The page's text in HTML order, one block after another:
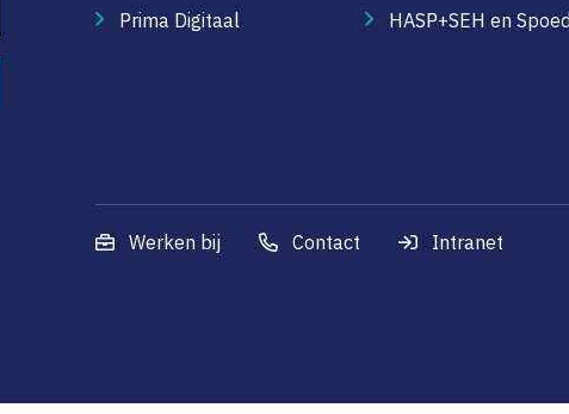
Prima Digitaal
HASP+SEH en
Werken bij Contact Intranet